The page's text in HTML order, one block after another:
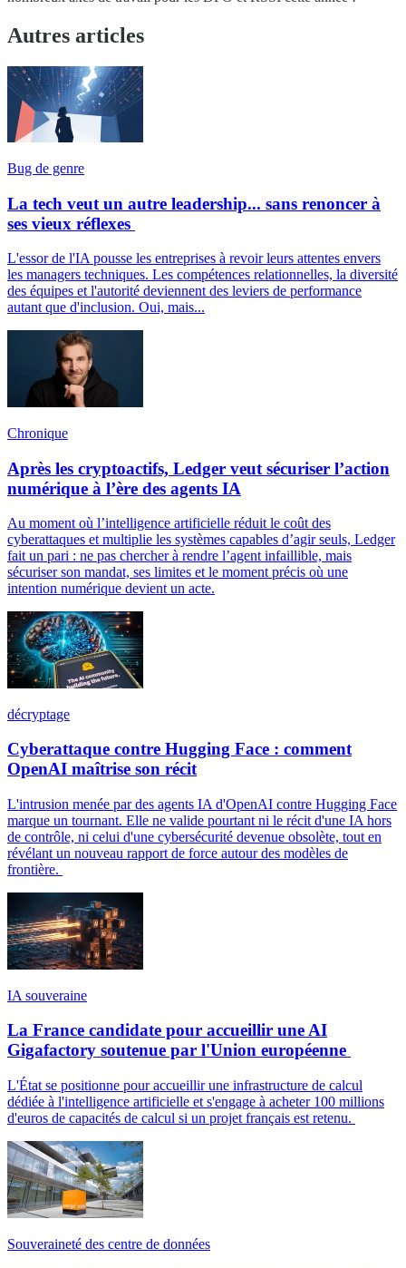
Autres articles
Bug de genre
La tech veut un autre leadership... sans renoncer à
ses vieux réflexes
L'essor de l'IA pousse les entreprises à revoir leurs attentes envers
les managers techniques. Les compétences relationnelles, la diversité
des équipes et l'autorité deviennent des leviers de performance
autant que d'inclusion. Oui, mais...
Chronique
Après les cryptoactifs, Ledger veut sécuriser l’action
numérique à l’ère des agents IA
Au moment où l’intelligence artificielle réduit le coût des
cyberattaques et multiplie les systèmes capables d’agir seuls, Ledger
fait un pari : ne pas chercher à rendre l’agent infaillible, mais
sécuriser son mandat, ses limites et le moment précis où une
intention numérique devient un acte.
décryptage
Cyberattaque contre Hugging Face : comment
OpenAI maîtrise son récit
L'intrusion menée par des agents IA d'OpenAI contre Hugging Face
marque un tournant. Elle ne valide pourtant ni le récit d'une IA hors
de contrôle, ni celui d'une cybersécurité devenue obsolète, tout en
révélant un nouveau rapport de force autour des modèles de
frontière.
IA souveraine
La France candidate pour accueillir une AI
Gigafactory soutenue par l'Union européenne
L'État se positionne pour accueillir une infrastructure de calcul
dédiée à l'intelligence artificielle et s'engage à acheter 100 millions
d'euros de capacités de calcul si un projet français est retenu.
Souveraineté des centre de données